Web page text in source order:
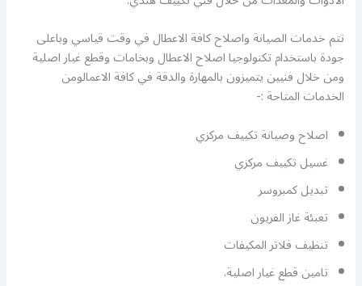
تتم خدمات الصيانة واصلاح كافة الاعطال في وقت قياسي وباعلى
جودة باستخدام تكنولوجيا اصلاح الاعطال وبخامات وقطع غيار اصلية
ومن خلال فنيين يتميزون بالمهارة والدقة في كافة الاعمالومن
الخدمات المتاحة :-
اصلاح وصيانة تكييف مركزي
غسيل تكييف مركزي
تبديل كمبروسر
تعبئة غاز الفريون
تنظيف فلاتر المكيفات
تامين قطع غيار اصلية.